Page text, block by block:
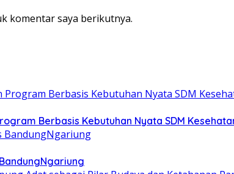
komentar saya berikutnya.
Berbasis Kebutuhan Nyata SDM